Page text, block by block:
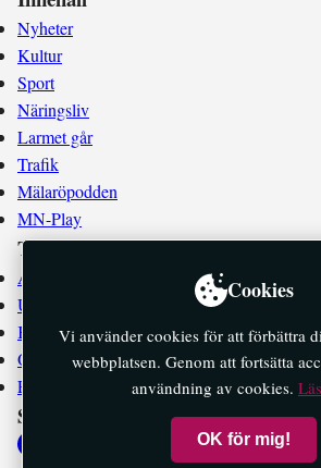
Nyheter
Kultur
Sport
Näringsliv
Larmet går
Trafik
Mälaröpodden
MN-Play
Tidningen
Annonsera
Utgivningsplan
Kontakta oss
Om oss
E-tidningar
Socialt
Cookies
Vi använder cookies för att förbättra
webbplatsen. Genom att fortsätta
användning av cookies.
OK för mig!